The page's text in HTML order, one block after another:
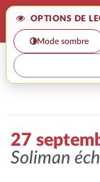
OPTIONS DE
Mode sombre
>>
27
Soliman